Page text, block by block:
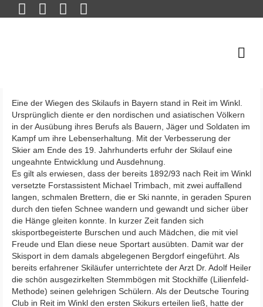
Eine der Wiegen des Skilaufs in Bayern stand in Reit im Winkl.
Ursprünglich diente er den nordischen und asiatischen Völkern
in der Ausübung ihres Berufs als Bauern, Jäger und Soldaten im
Kampf um ihre Lebenserhaltung. Mit der Verbesserung der
Skier am Ende des 19. Jahrhunderts erfuhr der Skilauf eine
ungeahnte Entwicklung und Ausdehnung.
Es gilt als erwiesen, dass der bereits 1892/93 nach Reit im Winkl
versetzte Forstassistent Michael Trimbach, mit zwei auffallend
langen, schmalen Brettern, die er Ski nannte, in geraden Spuren
durch den tiefen Schnee wandern und gewandt und sicher über
die Hänge gleiten konnte. In kurzer Zeit fanden sich
skisportbegeisterte Burschen und auch Mädchen, die mit viel
Freude und Elan diese neue Sportart ausübten. Damit war der
Skisport in dem damals abgelegenen Bergdorf eingeführt. Als
bereits erfahrener Skiläufer unterrichtete der Arzt Dr. Adolf Heiler
die schön ausgezirkelten Stemmbögen mit Stockhilfe (Lilienfeld-
Methode) seinen gelehrigen Schülern. Als der Deutsche Touring
Club in Reit im Winkl den ersten Skikurs erteilen ließ, hatte der